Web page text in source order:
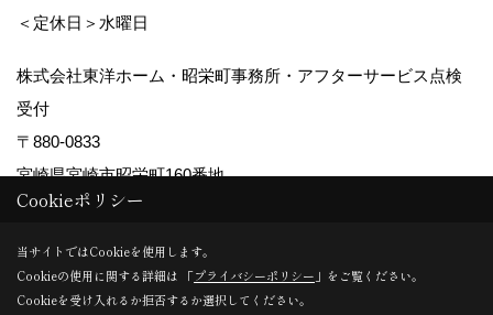
＜定休日＞水曜日
株式会社東洋ホーム・昭栄町事務所・アフターサービス点検
受付
〒880-0833
宮崎県宮崎市昭栄町160番地
TEL：0985-28-0355
＜営業時間＞9:00～17:00
＜定休日＞水曜日
Cookieポリシー
当サイトではCookieを使用します。
Cookieの使用に関する詳細は 「プライバシーポリシー 」をご覧ください。
Cookieを受け入れるか拒否するか選択してください。